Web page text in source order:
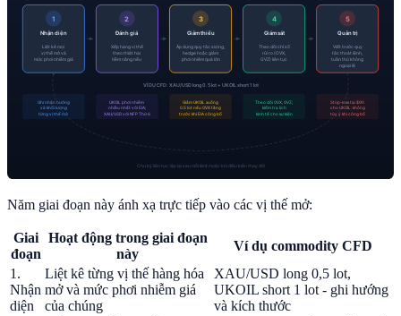
Năm giai đoạn này ánh xạ trực tiếp vào các vị thế mở:
Giai
đoạn
Hoạt động trong giai đoạn
này
Ví dụ commodity CFD
1.
Nhận
diện
Liệt kê từng vị thế hàng hóa
mở và mức phơi nhiễm giá
của chúng
XAU/USD long 0,5 lot,
UKOIL short 1 lot - ghi hướng
và kích thước